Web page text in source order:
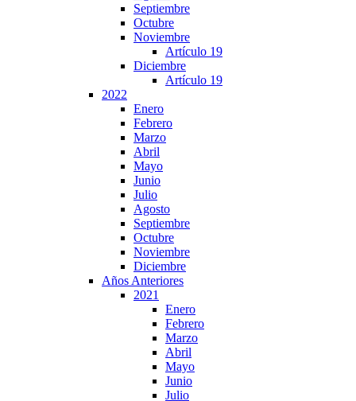
Septiembre
Octubre
Noviembre
Artículo 19
Diciembre
Artículo 19
2022
Enero
Febrero
Marzo
Abril
Mayo
Junio
Julio
Agosto
Septiembre
Octubre
Noviembre
Diciembre
Años Anteriores
2021
Enero
Febrero
Marzo
Abril
Mayo
Junio
Julio